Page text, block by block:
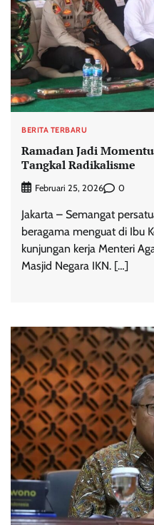
BERITA TERBARU
Ramadan Jadi
Tangkal Radikalisme
Februari 25, 2026 0
Jakarta – Semangat
beragama menguat di Ibu
kunjungan kerja Menteri
Masjid Negara IKN. […]